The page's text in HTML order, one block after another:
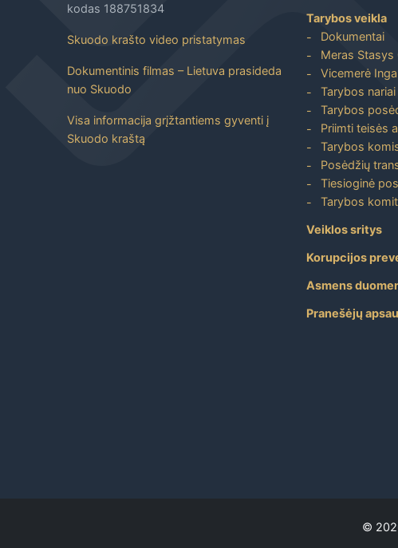
kodas 188751834
Skuodo krašto video pristatymas
Dokumentinis filmas – Lietuva prasideda
nuo Skuodo
Visa informacija grįžtantiems gyventi į
Skuodo kraštą
Tarybos veikla
Dokumentai
Meras Stasys
Vicemerė
Tarybos nariai
Tarybos
Priimti teisės
Tarybos
Posėdžių
Tiesioginė
Tarybos
Veiklos sritys
Korupcijos
Asmens
Pranešėjų
©